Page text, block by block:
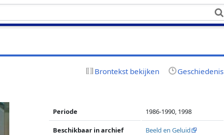
Brontekst bekijken Geschiedenis
Periode 1986-1990, 1998
Beschikbaar in archief Beeld en Geluid